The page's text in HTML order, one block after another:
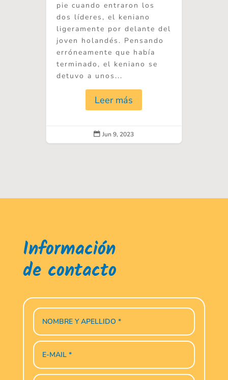
pie cuando entraron los
dos líderes, el keniano
ligeramente por delante del
joven holandés. Pensando
erróneamente que había
terminado, el keniano se
detuvo a unos...
Leer más
 Jun 9, 2023
Información
de contacto